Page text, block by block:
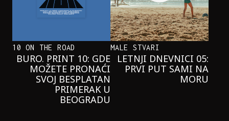
10 ON THE ROAD
BURO. PRINT 10: GDE
MOŽETE PRONAĆI
SVOJ BESPLATAN
PRIMERAK U
BEOGRADU
MALE STVARI
LETNJI DNEVNICI 05:
PRVI PUT SAMI NA
MORU